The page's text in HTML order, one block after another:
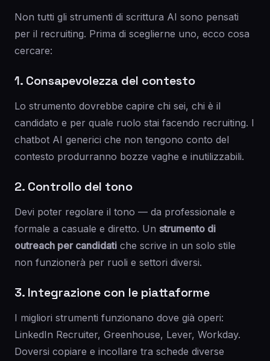
Non tutti gli strumenti di scrittura AI sono pensati
per il recruiting. Prima di sceglierne uno, ecco cosa
cercare:
1. Consapevolezza del contesto
Lo strumento dovrebbe capire chi sei, chi è il
candidato e per quale ruolo stai facendo recruiting. I
chatbot AI generici che non tengono conto del
contesto produrranno bozze vaghe e inutilizzabili.
2. Controllo del tono
Devi poter regolare il tono — da professionale e
formale a casuale e diretto. Un strumento di
outreach per candidati che scrive in un solo stile
non funzionerà per ruoli e settori diversi.
3. Integrazione con le piattaforme
I migliori strumenti funzionano dove già operi:
LinkedIn Recruiter, Greenhouse, Lever, Workday.
Doversi copiare e incollare tra schede diverse